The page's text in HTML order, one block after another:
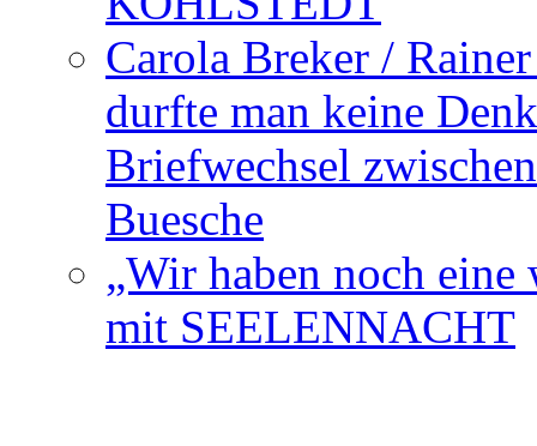
Carola Breker /
durfte man keine
Briefwechsel
Buesche
„Wir haben noch
mit SEELENNACHT